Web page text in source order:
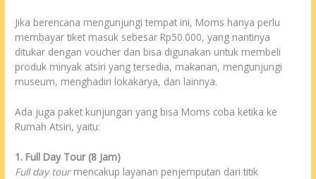
Jika berencana mengunjungi tempat ini, Moms hanya perlu
membayar tiket masuk sebesar Rp50.000, yang nantinya
ditukar dengan voucher dan bisa digunakan untuk membeli
produk minyak atsiri yang tersedia, makanan, mengunjungi
museum, menghadiri lokakarya, dan lainnya.
Ada juga paket kunjungan yang bisa Moms coba ketika ke
Rumah Atsiri, yaitu:
1. Full Day Tour (8 Jam)
Full day tourmencakup layanan penjemputan dari titik